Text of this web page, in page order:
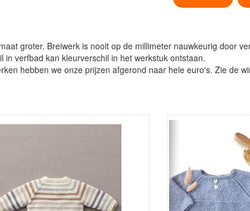
groter. Breiwerk is nooit op de millimeter nauwkeurig door
verfbad kan kleurverschil in het werkstuk ontstaan.
hebben we onze prijzen afgerond naar hele euro's. Zie de